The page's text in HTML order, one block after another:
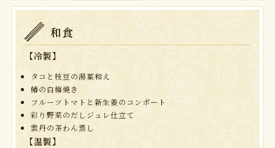
和食
【冷製】
タコと枝豆の湯葉和え
鰆の白梅焼き
フルーツトマトと新生姜のコンポート
彩り野菜のだしジュレ仕立て
雲丹の茶わん蒸し
【温製】